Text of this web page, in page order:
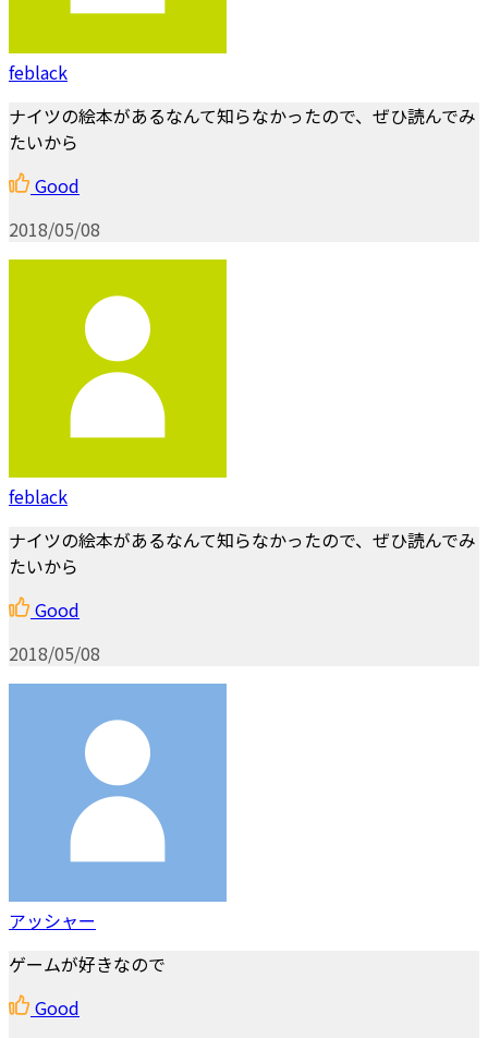
feblack
ナイツの絵本があるなんて知らなかったので、ぜひ読んでみ
たいから
Good
2018/05/08
feblack
ナイツの絵本があるなんて知らなかったので、ぜひ読んでみ
たいから
Good
2018/05/08
アッシャー
ゲームが好きなので
Good